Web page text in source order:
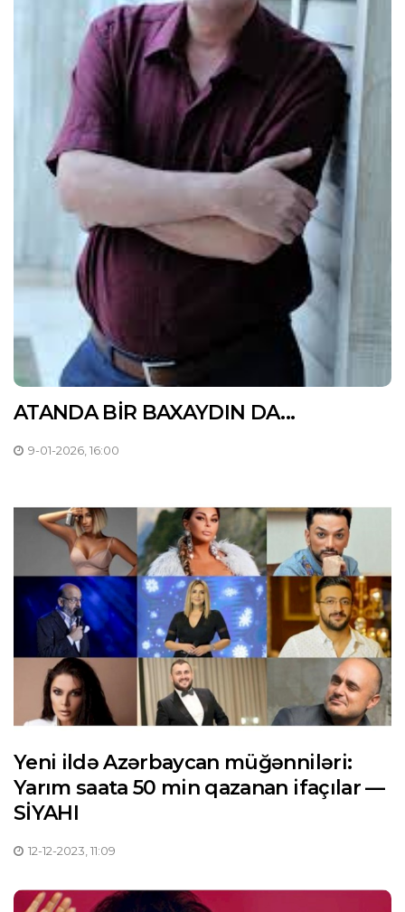
ATANDA BİR BAXAYDIN DA...
9-01-2026, 16:00
Yeni ildə Azərbaycan müğənniləri:
Yarım saata 50 min qazanan ifaçılar —
SİYAHI
12-12-2023, 11:09